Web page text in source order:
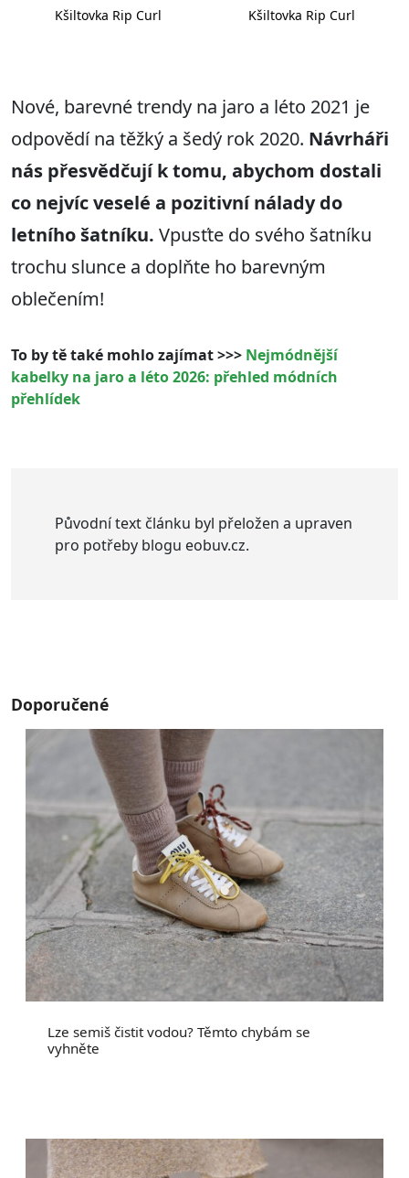
Kšiltovka Rip Curl Kšiltovka Rip Curl
Nové, barevné trendy na jaro a léto 2021 je
odpovědí na těžký a šedý rok 2020. Návrháři
nás přesvědčují k tomu, abychom dostali
co nejvíc veselé a pozitivní nálady do
letního šatníku. Vpusťte do svého šatníku
trochu slunce a doplňte ho barevným
oblečením!
To by tě také mohlo zajímat >>> Nejmódnější
kabelky na jaro a léto 2026: přehled módních
přehlídek
Původní text článku byl přeložen a upraven
pro potřeby blogu eobuv.cz.
Doporučené
Lze semiš čistit vodou? Těmto chybám se
vyhněte